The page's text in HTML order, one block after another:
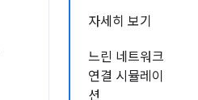
자세히 보기
느린 네트워크
연결 시뮬레이
션